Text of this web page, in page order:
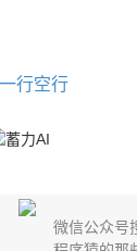
行空行
微信公众号